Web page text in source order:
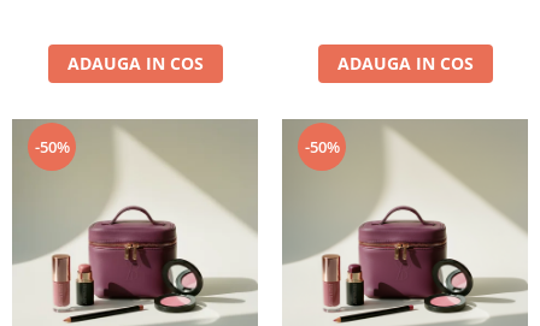
ADAUGA IN COS ADAUGA IN COS
-50% -50%